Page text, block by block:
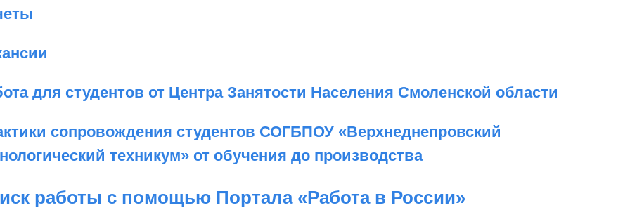
для студентов от Центра Занятости Населения Смоленской области
сопровождения студентов СОГБПОУ «Верхнеднепровский
техникум» от обучения до производства
работы с помощью Портала «Работа в России»